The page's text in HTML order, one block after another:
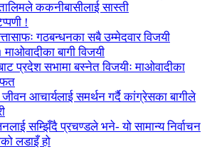
ककनीबासीलाई सास्ती
!
गठबन्धनका सबै उम्मेदवार विजयी
बागी विजयी
प्रदेश सभामा बस्नेत विजयीः माओवादीका
आचार्यलाई समर्थन गर्दै कांग्रेसका बागीले
सम्झिँदै प्रचण्डले भने- यो सामान्य निर्वाचन
लडाइँ हो